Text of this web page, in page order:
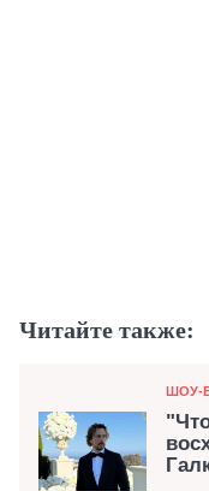
Читайте также:
ШОУ-